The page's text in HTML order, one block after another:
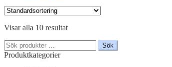
Visar alla 10 resultat
Sök
efter:
Sök
Produktkategorier